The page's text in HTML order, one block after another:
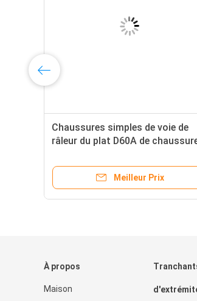
Chaussures simples de voie de
râleur du plat D60A de
Meilleur Prix
À propos
Maison